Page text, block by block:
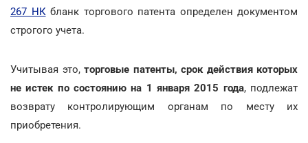
267 НКбланк торгового патента определен документом
строгого учета.
Учитывая это, торговые патенты, срок действия которых
не истек по состоянию на 1 января 2015 года, подлежат
возврату контролирующим органам по месту их
приобретения.